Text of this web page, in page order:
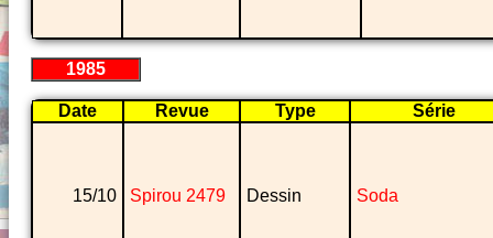
1985
Date Revue Type Série
15/10 Spirou 2479 Dessin Soda